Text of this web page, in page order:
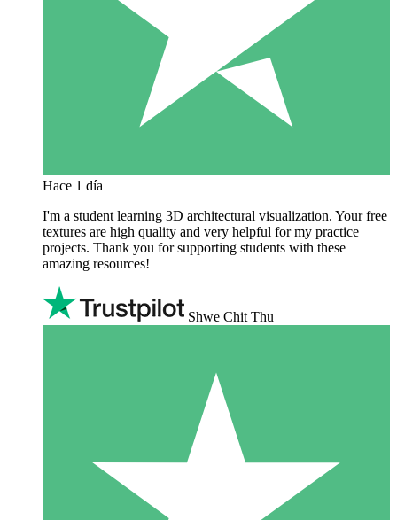
Hace 1 día
I'm a student learning 3D architectural visualization. Your free
textures are high quality and very helpful for my practice
projects. Thank you for supporting students with these
amazing resources!
Shwe Chit Thu